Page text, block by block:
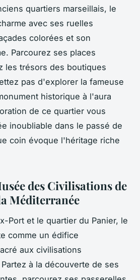
quartiers marseillais, le
avec ses ruelles
colorées et son
Parcourez ses places
les trésors des boutiques
pas d'explorer la fameuse
historique à l'aura
de ce quartier vous
inoubliable dans le passé de
coin évoque l'héritage riche
des Civilisations de
Méditerranée
Port et le quartier du Panier, le
comme un édifice
aux civilisations
à la découverte de ses